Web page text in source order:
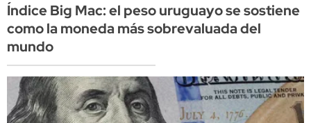
Índice Big Mac: el peso uruguayo se sostiene
como la moneda más sobrevaluada del
mundo